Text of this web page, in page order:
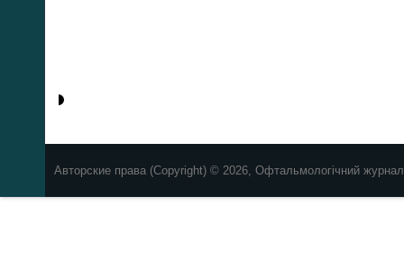
Авторские права (Copyright) © 2026, Офтальмологічний